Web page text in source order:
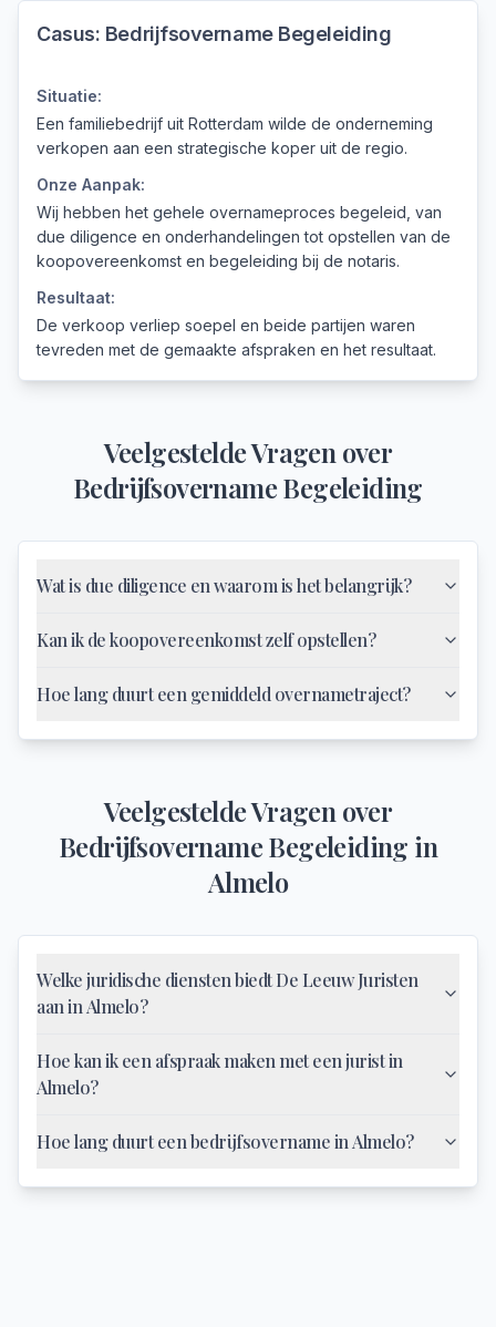
Casus: Bedrijfsovername Begeleiding
Situatie:
Een familiebedrijf uit Rotterdam wilde de onderneming
verkopen aan een strategische koper uit de regio.
Onze Aanpak:
Wij hebben het gehele overnameproces begeleid, van
due diligence en onderhandelingen tot opstellen van de
koopovereenkomst en begeleiding bij de notaris.
Resultaat:
De verkoop verliep soepel en beide partijen waren
tevreden met de gemaakte afspraken en het resultaat.
Veelgestelde Vragen over
Bedrijfsovername Begeleiding
Wat is due diligence en waarom is het belangrijk?
Kan ik de koopovereenkomst zelf opstellen?
Hoe lang duurt een gemiddeld overnametraject?
Veelgestelde Vragen over
Bedrijfsovername Begeleiding in
Almelo
Welke juridische diensten biedt De Leeuw Juristen
aan in Almelo?
Hoe kan ik een afspraak maken met een jurist in
Almelo?
Hoe lang duurt een bedrijfsovername in Almelo?